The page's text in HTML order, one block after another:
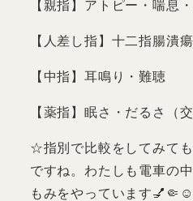
【親指】アトピー・喘息
【人差し指】十二指腸潰
【中指】耳鳴り・難聴
【薬指】眠さ・だるさ（
☆指別で比較をしてみて
ですね。わたしも電車の
もみをやっています💅🤏☺️